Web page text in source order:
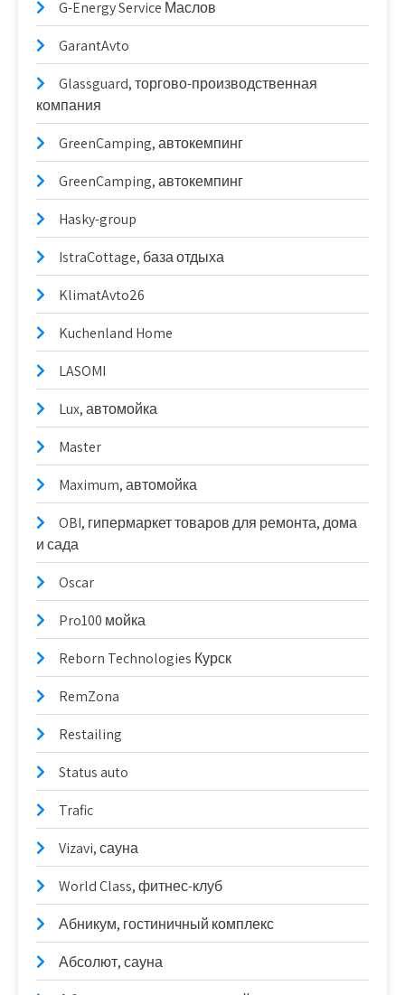
G-Energy Service Маслов
GarantAvto
Glassguard, торгово-производственная
компания
GreenCamping, автокемпинг
GreenCamping, автокемпинг
Hasky-group
IstraCottage, база отдыха
KlimatAvto26
Kuchenland Home
LASOMI
Lux, автомойка
Master
Maximum, автомойка
OBI, гипермаркет товаров для ремонта, дома
и сада
Oscar
Pro100 мойка
Reborn Technologies Курск
RemZona
Restailing
Status auto
Trafic
Vizavi, сауна
World Class, фитнес-клуб
Абникум, гостиничный комплекс
Абсолют, сауна